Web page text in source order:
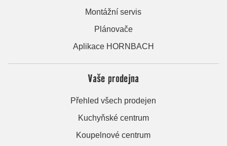
Montážní servis
Plánovače
Aplikace HORNBACH
Vaše prodejna
Přehled všech prodejen
Kuchyňské centrum
Koupelnové centrum